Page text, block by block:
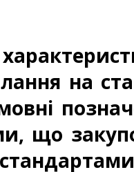
на
що